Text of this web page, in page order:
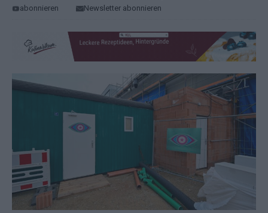
abonnieren
Newsletter abonnieren